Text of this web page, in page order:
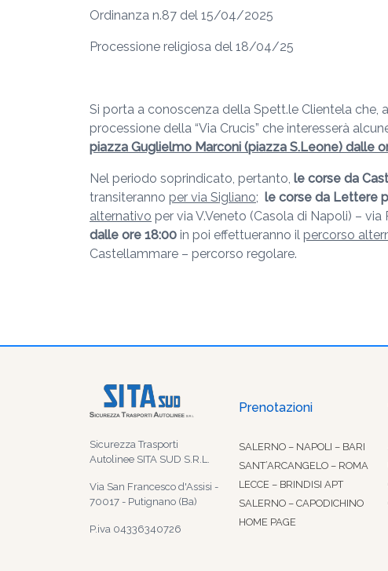
Ordinanza n.87 del 15/04/2025
Processione religiosa del 18/04/25
Si porta a conoscenza della Spett.le Clientela
processione della “Via Crucis” che interesserà
piazza Guglielmo Marconi (piazza S.Leone) dalle
Nel periodo soprindicato, pertanto, le corse da
transiteranno per via Sigliano; le corse da Lettere
alternativo per via V.Veneto (Casola di Napoli) –
dalle ore 18:00 in poi effettueranno il percorso
Castellammare – percorso regolare.
Sicurezza Trasporti
Autolinee SITA SUD S.R.L.
Via San Francesco d'Assisi -
70017 - Putignano (Ba)
P.iva 04336340726
Prenotazioni
SALERNO – NAPOLI – BARI
SANT’ARCANGELO – ROMA
LECCE – BRINDISI APT
SALERNO – CAPODICHINO
HOME PAGE